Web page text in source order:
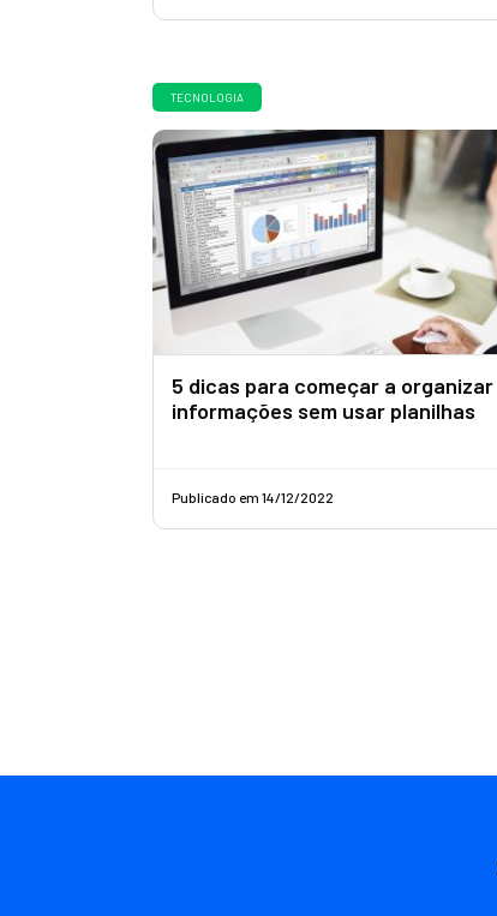
TECNOLOGIA
5 dicas para começar a organizar
informações sem usar planilhas
Publicado em 14/12/2022